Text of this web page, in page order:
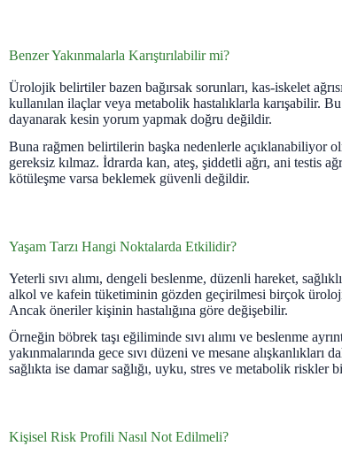
Benzer Yakınmalarla Karıştırılabilir mi?
Ürolojik belirtiler bazen bağırsak sorunları, kas-iskelet
kullanılan ilaçlar veya metabolik hastalıklarla karışabilir.
dayanarak kesin yorum yapmak doğru değildir.
Buna rağmen belirtilerin başka nedenlerle açıklanabiliyor
gereksiz kılmaz. İdrarda kan, ateş, şiddetli ağrı, ani testis
kötüleşme varsa beklemek güvenli değildir.
Yaşam Tarzı Hangi Noktalarda Etkilidir?
Yeterli sıvı alımı, dengeli beslenme, düzenli hareket,
alkol ve kafein tüketiminin gözden geçirilmesi birçok
Ancak öneriler kişinin hastalığına göre değişebilir.
Örneğin böbrek taşı eğiliminde sıvı alımı ve beslenme
yakınmalarında gece sıvı düzeni ve mesane alışkanlıkları
sağlıkta ise damar sağlığı, uyku, stres ve metabolik riskler
Kişisel Risk Profili Nasıl Not Edilmeli?